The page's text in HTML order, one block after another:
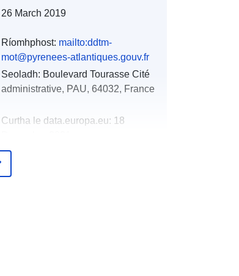
26 March 2019
Ríomhphost: mailto:ddtm-
mot@pyrenees-atlantiques.gouv.fr
Seoladh: Boulevard Tourasse Cité
administrative, PAU, 64032, France
Curtha le data.europa.eu: 18
Nuashonraithe ar data.europa.eu: